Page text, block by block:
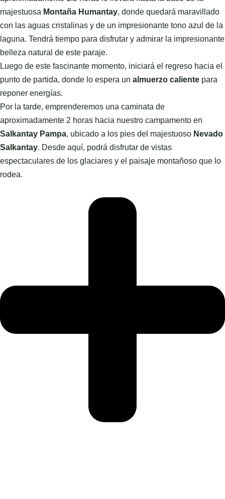
majestuosa Montaña Humantay, donde quedará maravillado
con las aguas cristalinas y de un impresionante tono azul de la
laguna. Tendrá tiempo para disfrutar y admirar la impresionante
belleza natural de este paraje.
Luego de este fascinante momento, iniciará el regreso hacia el
punto de partida, donde lo espera un almuerzo caliente para
reponer energías.
Por la tarde, emprenderemos una caminata de
aproximadamente 2 horas hacia nuestro campamento en
Salkantay Pampa, ubicado a los pies del majestuoso Nevado
Salkantay. Desde aquí, podrá disfrutar de vistas
espectaculares de los glaciares y el paisaje montañoso que lo
rodea.